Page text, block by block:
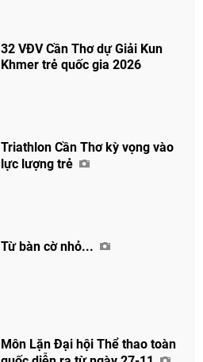
32 VĐV Cần Thơ dự Giải Kun
Khmer trẻ quốc gia 2026
Triathlon Cần Thơ kỳ vọng vào
lực lượng trẻ
Từ bàn cờ nhỏ...
Môn Lặn Đại hội Thể thao toàn